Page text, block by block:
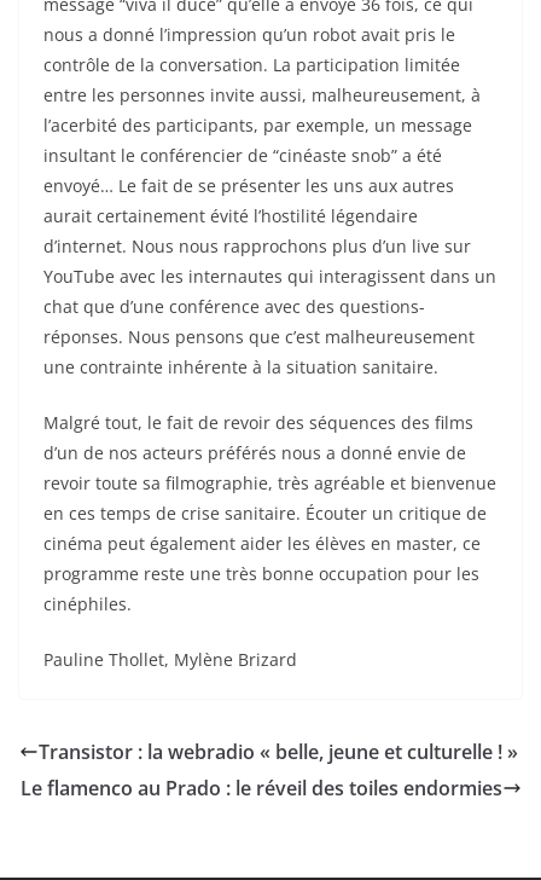
message “viva il duce” qu’elle a envoyé 36 fois, ce qui
nous a donné l’impression qu’un robot avait pris le
contrôle de la conversation. La participation limitée
entre les personnes invite aussi, malheureusement, à
l’acerbité des participants, par exemple, un message
insultant le conférencier de “cinéaste snob” a été
envoyé… Le fait de se présenter les uns aux autres
aurait certainement évité l’hostilité légendaire
d’internet. Nous nous rapprochons plus d’un live sur
YouTube avec les internautes qui interagissent dans un
chat que d’une conférence avec des questions-
réponses. Nous pensons que c’est malheureusement
une contrainte inhérente à la situation sanitaire.
Malgré tout, le fait de revoir des séquences des films
d’un de nos acteurs préférés nous a donné envie de
revoir toute sa filmographie, très agréable et bienvenue
en ces temps de crise sanitaire. Écouter un critique de
cinéma peut également aider les élèves en master, ce
programme reste une très bonne occupation pour les
cinéphiles.
Pauline Thollet, Mylène Brizard
Transistor : la webradio « belle, jeune et culturelle ! »
Le flamenco au Prado : le réveil des toiles endormies